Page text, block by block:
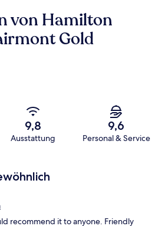
von Hamilton
Gold
9,8
Ausstattung
9,6
Personal & Service
recommend it to anyone. Friendly